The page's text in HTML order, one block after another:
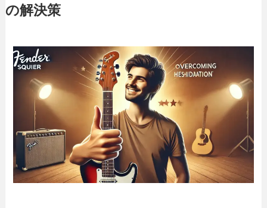
の解決策